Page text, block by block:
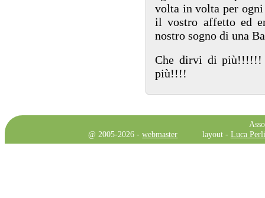
volta in volta per
il vostro affetto ed
nostro sogno di una
Che dirvi di più!!!!!!
più!!!!
@ 2005-2026 -webmaster layout - Luca